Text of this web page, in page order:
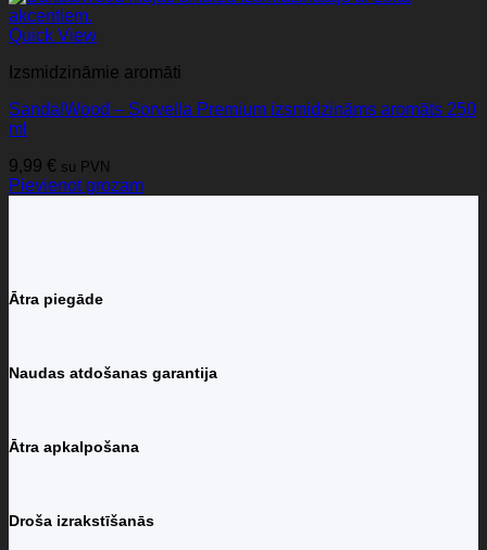
Quick View
Izsmidzināmie aromāti
SandalWood – Sorvella Premium izsmidzināms aromāts 250
ml
9,99 € su PVN
Pievienot grozam
Ātra piegāde
Naudas atdošanas garantija
Ātra apkalpošana
Droša izrakstīšanās